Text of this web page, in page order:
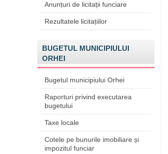
Anunțuri de licitații funciare
Rezultatele licitațiilor
BUGETUL MUNICIPIULUI
ORHEI
Bugetul municipiului Orhei
Raporturi privind executarea
bugetului
Taxe locale
Cotele pe bunurile imobiliare și
impozitul funciar